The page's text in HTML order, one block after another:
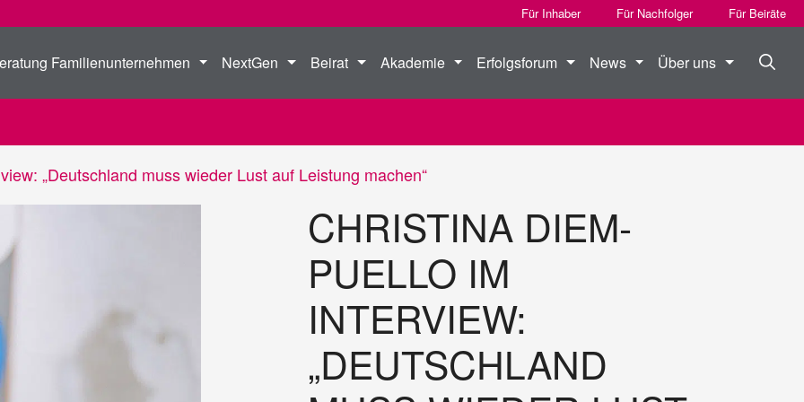
Für Inhaber Für Nachfolger Für Beiräte
Familienunternehmen NextGen Beirat Akademie Erfolgsforum News Über uns
„Deutschland muss wieder Lust auf Leistung machen“
CHRISTINA DIEM-
PUELLO IM
INTERVIEW:
„DEUTSCHLAND